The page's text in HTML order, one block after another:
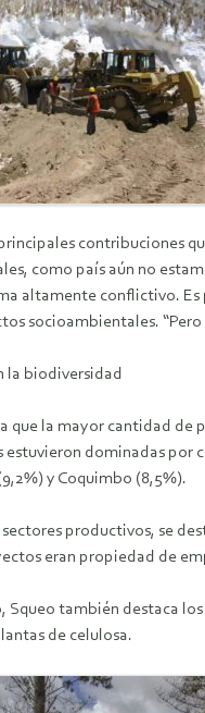
contribuciones
como país aún no
altamente conflictivo. Es
socioambientales.
la biodiversidad
que la mayor cantidad de
estuvieron dominadas por
y Coquimbo (8,5%).
productivos, se
eran propiedad de
Squeo también destaca
de celulosa.